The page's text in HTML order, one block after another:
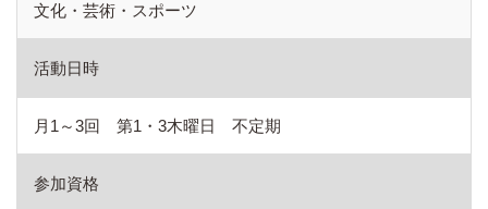
文化・芸術・スポーツ
活動日時
月1～3回 第1・3木曜日 不定期
参加資格